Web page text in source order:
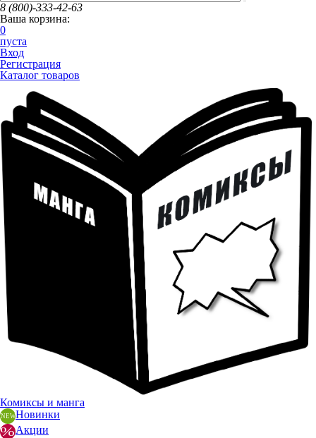
8 (800)-333-42-63
Ваша корзина:
0
пуста
Вход
Регистрация
Каталог товаров
Комиксы и манга
Новинки
Акции